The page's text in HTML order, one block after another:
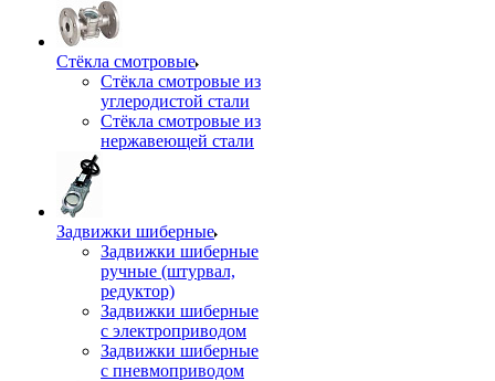
Стёкла смотровые
Стёкла смотровые из
углеродистой стали
Стёкла смотровые из
нержавеющей стали
Задвижки шиберные
Задвижки шиберные
ручные (штурвал,
редуктор)
Задвижки шиберные
с электроприводом
Задвижки шиберные
с пневмоприводом